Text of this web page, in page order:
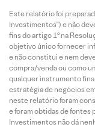
Este relatório foi
Investimentos”) e não
fins do artigo 1º na
objetivo único fornecer
e não constitui e nem
compra/venda ou como
qualquer instrumento
estratégia de negócios
neste relatório foram
e foram obtidas de fontes
Investimentos não dá